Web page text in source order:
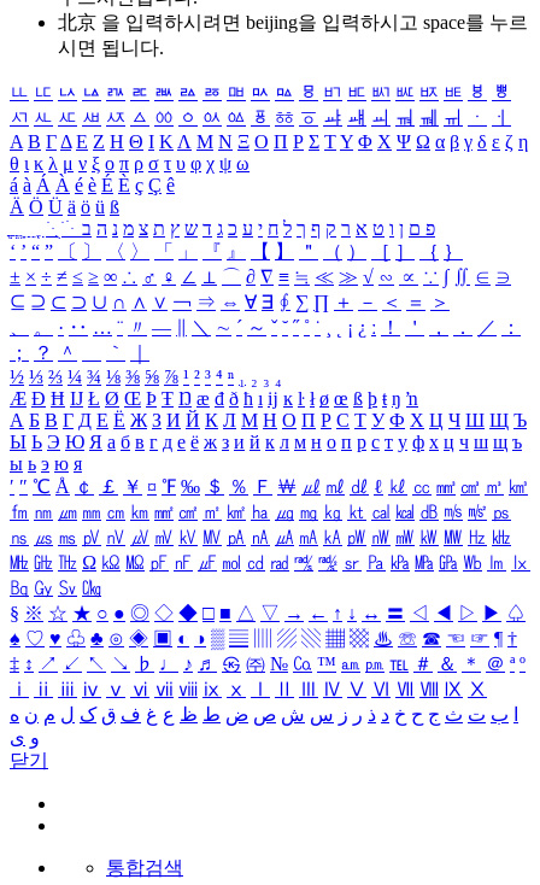
北京 을 입력하시려면 beijing을 입력하시고 space를 누르
시면 됩니다.
ㅥ ㅦ ㅧ ㅨ ㅩ ㅪ ㅫ ㅬ ㅭ ㅮ ㅯ ㅰ ㅱ ㅲ ㅳ ㅴ ㅵ ㅶ ㅷ ㅸ
ㅹ
ㅺ ㅻ ㅼ ㅽ ㅾ ㅿ ㆀ ㆁ ㆂ ㆃ ㆄ ㆅ ㆆ ㆇ ㆈ ㆉ ㆊ ㆋ ㆌ ㆍ
ㆎ
Α Β ΓΔ Ε Ζ Η Θ Ι ΚΛ Μ Ν Ξ Ο Π Ρ Σ ΤΥ Φ Χ Ψ Ω α β γ δ ε ζ η
θ ι κ λ μ ν ξ ο π ρ σ τ υ φ χ ψ ω
á à Á À é è É È ç Ç ê
Ä Ö Ü ä ö ü ß
ִֶֹ ֻּ ׁׂ פ ם ן ו ט א ר ק ף ך ל ח י ע כ ג ד ש ץ ת צ מ נ ה ב
‘ ’ “ ” 〔 〕 〈 〉 「 」 『 』 【 】 ＂ （ ） ［ ］ ｛ ｝
± × ÷ ≠ ≤ ≥ ∞ ∴ ♂ ♀ ∠ ⊥ ⌒ ∂ ∇ ≡ ≒ ≪ ≫ √ ∽ ∝ ∵ ∫ ∬ ∈ ∋
⊆ ⊇ ⊂ ⊃ ∪ ∩ ∧ ∨ ￢ ⇒ ⇔ ∀ ∃ ∮ ∑ ∏ ＋ － ＜ ＝
＞
、
。 · ‥ … ¨ 〃 ― ＼ ∼ ´ ～ ˇ ˘ ˝ ˚ ˙ ¸ ¡ ¿ ː ！ ＇ ， ． ／
：
；
？ ＾ ｀
½ ⅓ ⅔ ¼ ¾ ⅛ ⅜ ⅝ ⅞ ¹ ² ³ ⁴ ⁿ ₁ ₂ ₃ ₄
Æ Ð Ħ Ĳ Ł Ø Œ Þ Ŧ Ŋ æ đ ð ħ ı ĳ ĸ ŀ ł ø œ ß þ ŧ ŋ ŉ
А Б В Г Д Е Ё Ж З И Й К Л М Н О П Р С Т У Ф Х Ц Ч Ш Щ Ъ
Ы Ь Э Ю Я а б в г д е ё ж з и й к л м н о п р с т у ф х ц ч ш щ ъ
ы ь э ю я
′ ″ ℃ Å ￠ ￡ ￥ ¤ ℉ ‰ ＄ ％ Ｆ ￦ ㎕ ㎖ ㎗ ℓ ㎘ ㏄ ㎣ ㎤ ㎥ ㎦
㎙ ㎚ ㎛ ㎜ ㎝ ㎞ ㎟ ㎠ ㎡ ㎢ ㏊ ㎍ ㎎ ㎏ ㏏ ㎈ ㎉ ㏈ ㎧ ㎨ ㎰
㎱ ㎲ ㎳ ㎴ ㎵ ㎶ ㎷ ㎸ ㎹ ㎀ ㎁ ㎂ ㎃ ㎄ ㎺ ㎻ ㎽ ㎾ ㎿ ㎐ ㎑
㎒ ㎓ ㎔ Ω ㏀ ㏁ ㎊ ㎋ ㎌ ㏖ ㏅ ㎭ ㎮ ㎯ ㏛ ㎩ ㎪ ㎫ ㎬ ㏝ ㏐
㏓
㏃ ㏉ ㏜ ㏆
§ ※ ☆ ★ ○ ● ◎ ◇ ◆ □ ■ △ ▽ → ← ↑ ↓ ↔ 〓 ◁ ◀ ▷ ▶ ♤
♠ ♡ ♥ ♧ ♣ ⊙ ◈ ▣ ◐ ◑ ▒ ▤ ▨ ▧ ▦ ▩ ♨ ☏ ☎ ☜ ☞ ¶ †
‡ ↕ ↗ ↙ ↖ ↘ ♭ ♩ ♪ ♬ ㉿ ㈜ № ㏇ ™ ㏂ ㏘ ℡ ＃ ＆ ＊ ＠ ª º
ⅰ
ⅱ ⅲ ⅳ ⅴ ⅵ ⅶ ⅷ ⅸ ⅹ Ⅳ Ⅴ Ⅵ Ⅶ Ⅷ Ⅸ Ⅹ
ب ت ث ج ح خ د ذ ر ز س ش ص ض ط ظ ع غ ف ق ک ل م ن ه
و ی
닫기
통합검색